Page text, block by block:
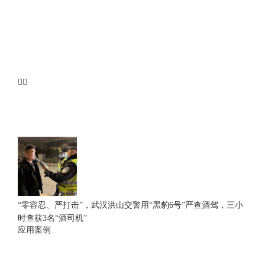
“零容忍、严打击”，武汉洪山交警用“黑豹6号”严查酒驾，三小
时查获3名“酒司机”
应用案例